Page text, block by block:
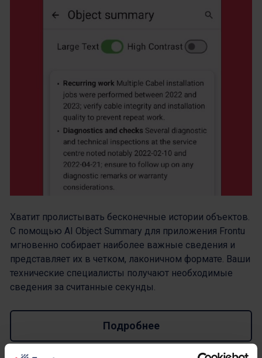
Хватит пролистывать бесконечные истории объектов.
С помощью AI Object Summary для приложения Frontu
мгновенно собирает наиболее важные сведения и
представляет их в четком, лаконичном формате. Ваши
технические специалисты получают необходимые
сведения за считанные секунды.
Подробнее